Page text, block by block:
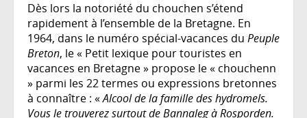
Dès lors la notoriété du chouchen s’étend
rapidement à l’ensemble de la Bretagne. En
1964, dans le numéro spécial-vacances du Peuple
Breton, le « Petit lexique pour touristes en
vacances en Bretagne » propose le « chouchenn
» parmi les 22 termes ou expressions bretonnes
à connaître : «Alcool de la famille des hydromels.
Vous le trouverez surtout de Bannaleg à Rosporden.